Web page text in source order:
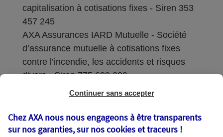
capitalisation à cotisations fixes - Siren 353
457 245
AXA Assurances IARD Mutuelle - Société
d’assurance mutuelle à cotisations fixes
contre l’incendie, les accidents et risques
divers - Siren 775 699 309
Sièges sociaux : 313 Terrasses de l’Arche –
Coordonnées de l'Autorité de contrôle
Continuer sans accepter
Chez AXA nous nous engageons à être transparents
sur nos garanties, sur noscookies et traceurs !